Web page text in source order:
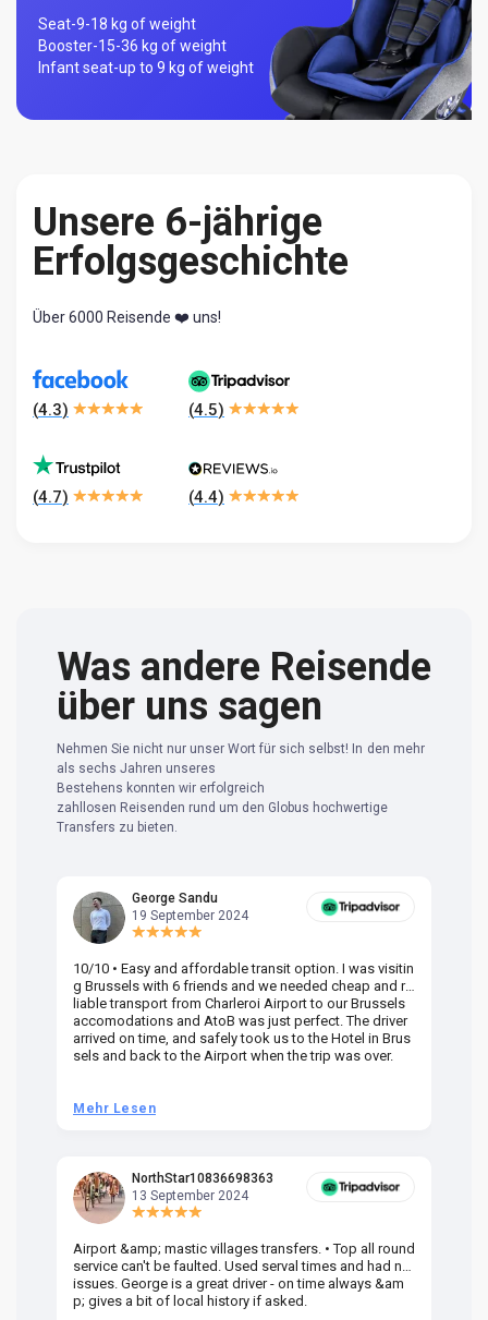
Seat-9-18 kg of weight
Booster-15-36 kg of weight
Infant seat-up to 9 kg of weight
Unsere 6-jährige
Erfolgsgeschichte
Über 6000 Reisende ❤️ uns!
(4.3) (4.5)
(4.7) (4.4)
Was andere Reisende
über uns sagen
Nehmen Sie nicht nur unser Wort für sich selbst! In den mehr
als sechs Jahren unseres
Bestehens konnten wir erfolgreich
zahllosen Reisenden rund um den Globus hochwertige
Transfers zu bieten.
George Sandu
19 September 2024
10/10 • Easy and affordable transit option. I was visitin
g Brussels with 6 friends and we needed cheap and re
liable transport from Charleroi Airport to our Brussels
accomodations and AtoB was just perfect. The driver
arrived on time, and safely took us to the Hotel in Brus
sels and back to the Airport when the trip was over.
Mehr Lesen
NorthStar10836698363
13 September 2024
Airport &amp; mastic villages transfers. • Top all round
service can't be faulted. Used serval times and had no
issues. George is a great driver - on time always &am
p; gives a bit of local history if asked.